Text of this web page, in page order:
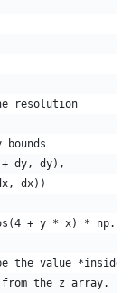
resolution
+ dy, dy),
dx))
+ y * x) *
the value *inside*
the z array.